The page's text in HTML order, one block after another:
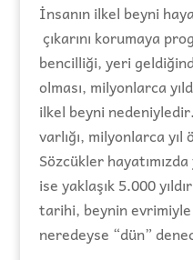
İnsanın ilkel beyni
çıkarını korumaya
bencilliği, yeri
olması, milyonlarca
ilkel beyni
varlığı, milyonlarca yıl
Sözcükler hayatımızda
ise yaklaşık 5.000
tarihi, beynin evrimiyle
neredeyse “dün”